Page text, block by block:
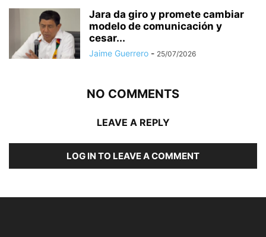
Jara da giro y promete cambiar
modelo de comunicación y
cesar...
Jaime Guerrero - 25/07/2026
NO COMMENTS
LEAVE A REPLY
LOG IN TO LEAVE A COMMENT